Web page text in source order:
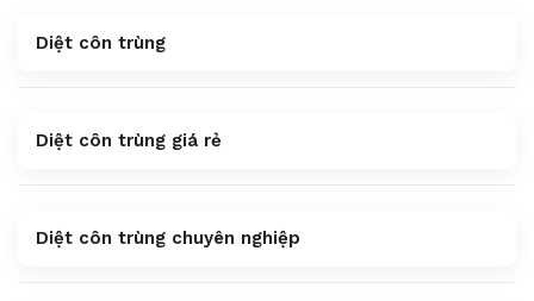
Diệt côn trùng
Diệt côn trùng giá rẻ
Diệt côn trùng chuyên nghiệp